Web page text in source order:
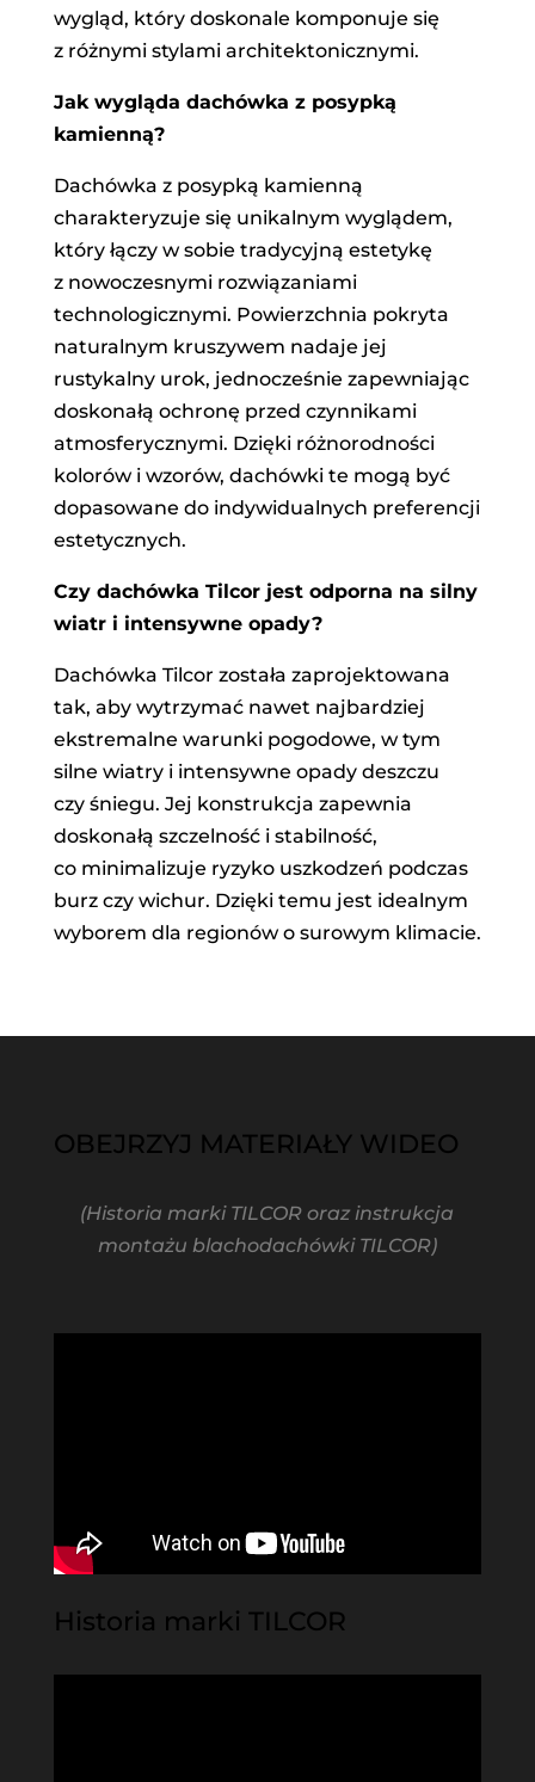
wygląd, który doskonale komponuje się
z różnymi stylami architektonicznymi.
Jak wygląda dachówka z posypką
kamienną?
Dachówka z posypką kamienną
charakteryzuje się unikalnym wyglądem,
który łączy w sobie tradycyjną estetykę
z nowoczesnymi rozwiązaniami
technologicznymi. Powierzchnia pokryta
naturalnym kruszywem nadaje jej
rustykalny urok, jednocześnie zapewniając
doskonałą ochronę przed czynnikami
atmosferycznymi. Dzięki różnorodności
kolorów i wzorów, dachówki te mogą być
dopasowane do indywidualnych preferencji
estetycznych.
Czy dachówka Tilcor jest odporna na silny
wiatr i intensywne opady?
Dachówka Tilcor została zaprojektowana
tak, aby wytrzymać nawet najbardziej
ekstremalne warunki pogodowe, w tym
silne wiatry i intensywne opady deszczu
czy śniegu. Jej konstrukcja zapewnia
doskonałą szczelność i stabilność,
co minimalizuje ryzyko uszkodzeń podczas
burz czy wichur. Dzięki temu jest idealnym
wyborem dla regionów o surowym klimacie.
OBEJRZYJ MATERIAŁY WIDEO
(Historia marki TILCOR oraz instrukcja
montażu blachodachówki TILCOR)
Historia marki TILCOR